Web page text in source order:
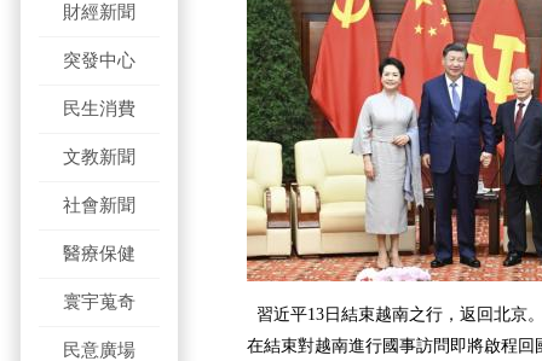
財經新聞
突發中心
民生消費
文教新聞
社會新聞
醫療保健
寰宇蒐奇
民意廣場
習近平13日結束越南之行，返回北京
在結束對越南進行國事訪問即將啟程